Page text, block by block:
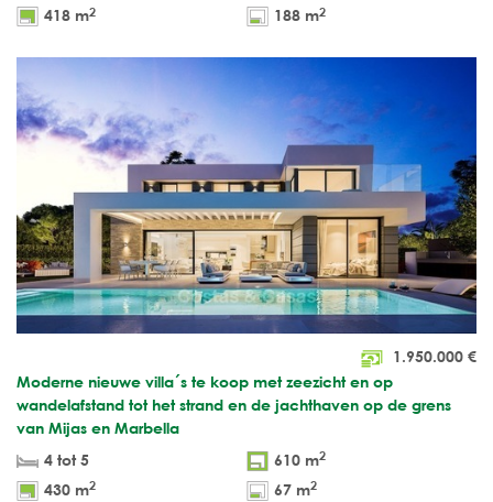
418 m2 188 m2
1.950.000 €
Moderne nieuwe villa´s te koop met zeezicht en op
wandelafstand tot het strand en de jachthaven op de grens
van Mijas en Marbella
4 tot 5
610 m2
430 m2 67 m2